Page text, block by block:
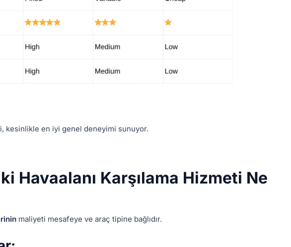
kesinlikle en iyi genel deneyimi sunuyor.
Havaalanı Karşılama Hizmeti Ne
maliyeti mesafeye ve araç tipine bağlıdır.